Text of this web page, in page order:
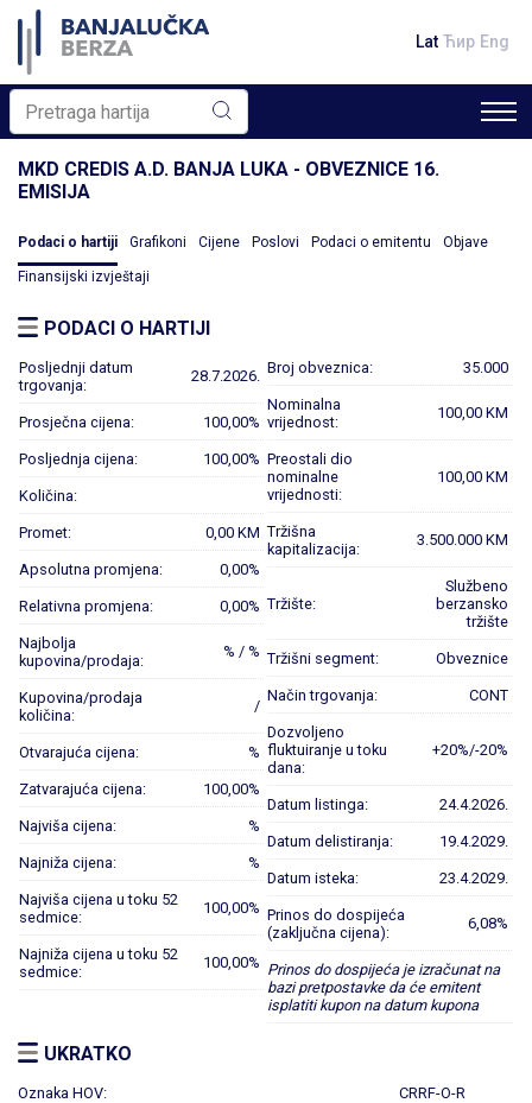
Lat Ћир Eng
MKD CREDIS A.D. BANJA LUKA - OBVEZNICE 16.
EMISIJA
Podaci o hartiji Grafikoni Cijene Poslovi Podaci o emitentu Objave
Finansijski izvještaji
PODACI O HARTIJI
Posljednji datum
trgovanja:
28.7.2026.
Prosječna cijena: 100,00%
Posljednja cijena: 100,00%
Količina:
Promet: 0,00 KM
Apsolutna promjena: 0,00%
Relativna promjena: 0,00%
Najbolja
kupovina/prodaja:
% / %
Kupovina/prodaja
količina:
/
Otvarajuća cijena: %
Zatvarajuća cijena: 100,00%
Najviša cijena: %
Najniža cijena: %
Najviša cijena u toku 52
sedmice:
100,00%
Najniža cijena u toku 52
sedmice:
100,00%
Broj obveznica: 35.000
Nominalna
vrijednost:
100,00 KM
Preostali dio
nominalne
vrijednosti:
100,00 KM
Tržišna
kapitalizacija:
3.500.000 KM
Tržište:
Službeno
berzansko
tržište
Tržišni segment: Obveznice
Način trgovanja: CONT
Dozvoljeno
fluktuiranje u toku
dana:
+20%/-20%
Datum listinga: 24.4.2026.
Datum delistiranja: 19.4.2029.
Datum isteka: 23.4.2029.
Prinos do dospijeća
(zaključna cijena):
6,08%
Prinos do dospijeća je izračunat na
bazi pretpostavke da će emitent
isplatiti kupon na datum kupona
UKRATKO
Oznaka HOV: CRRF-O-R